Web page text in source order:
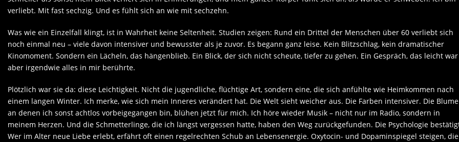
verliebt. Mit fast sechzig. Und es fühlt sich an wie mit sechzehn.
Was wie ein Einzelfall klingt, ist in Wahrheit keine Seltenheit. Studien zeigen: Rund ein Drittel der Menschen über 60 verliebt sich
noch einmal neu – viele davon intensiver und bewusster als je zuvor. Es begann ganz leise. Kein Blitzschlag, kein dramatischer
Kinomoment. Sondern ein Lächeln, das hängenblieb. Ein Blick, der sich nicht scheute, tiefer zu gehen. Ein Gespräch, das leicht war
aber irgendwie alles in mir berührte.
Plötzlich war sie da: diese Leichtigkeit. Nicht die jugendliche, flüchtige Art, sondern eine, die sich anfühlte wie Heimkommen nach
einem langen Winter. Ich merke, wie sich mein Inneres verändert hat. Die Welt sieht weicher aus. Die Farben intensiver. Die
an denen ich sonst achtlos vorbeigegangen bin, blühen jetzt für mich. Ich höre wieder Musik – nicht nur im Radio, sondern in
meinem Herzen. Und die Schmetterlinge, die ich längst vergessen hatte, haben den Weg zurückgefunden. Die Psychologie
Wer im Alter neue Liebe erlebt, erfährt oft einen regelrechten Schub an Lebensenergie. Oxytocin- und Dopaminspiegel steigen, die